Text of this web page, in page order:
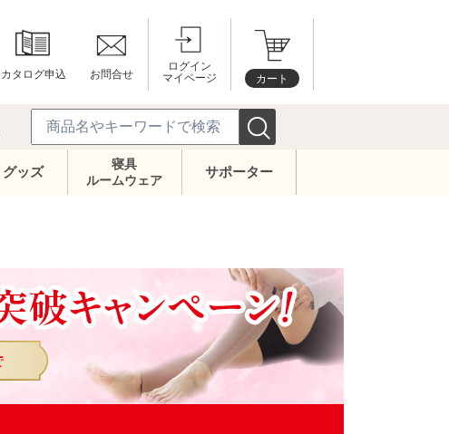
カタログ申込 お問合せ
ログイン
マイページ
カート
グッズ
寝具
ルームウェア
サポーター